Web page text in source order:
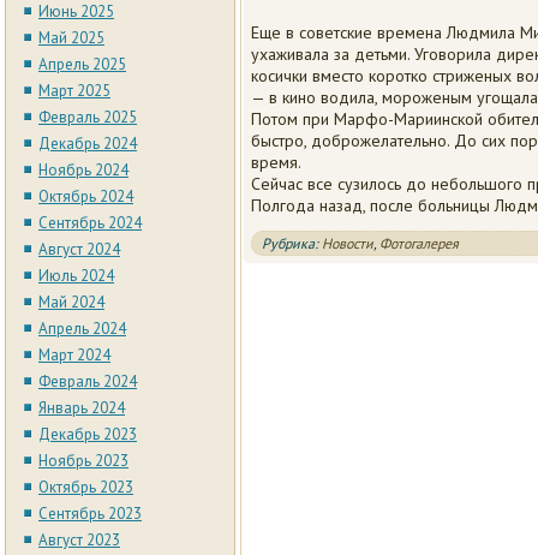
Июнь 2025
Май 2025
Апрель 2025
Март 2025
Февраль 2025
Декабрь 2024
Ноябрь 2024
Октябрь 2024
Сентябрь 2024
Август 2024
Июль 2024
Май 2024
Апрель 2024
Март 2024
Февраль 2024
Январь 2024
Декабрь 2023
Ноябрь 2023
Октябрь 2023
Сентябрь 2023
Август 2023
Еще в советские времена Людмила
ухаживала за детьми. Уговорила
косички вместо коротко стриженых
— в кино водила, мороженым
Потом при Марфо-Мариинской
быстро, доброжелательно. До сих
время.
Сейчас все сузилось до небольшого
Полгода назад, после больницы
Рубрика: Новости, Фотогалерея